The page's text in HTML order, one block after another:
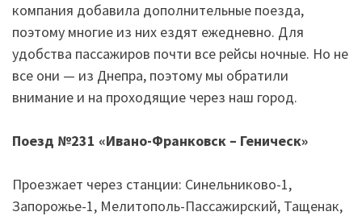
компания добавила дополнительные поезда,
поэтому многие из них ездят ежедневно. Для
удобства пассажиров почти все рейсы ночные. Но не
все они — из Днепра, поэтому мы обратили
внимание и на проходящие через наш город.
Поезд №231 «Ивано-Франковск – Геническ»
Проезжает через станции: Синельниково-1,
Запорожье-1, Мелитополь-Пассажирский, Тащенак,